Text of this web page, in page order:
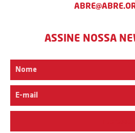
ASSINE NOSSA